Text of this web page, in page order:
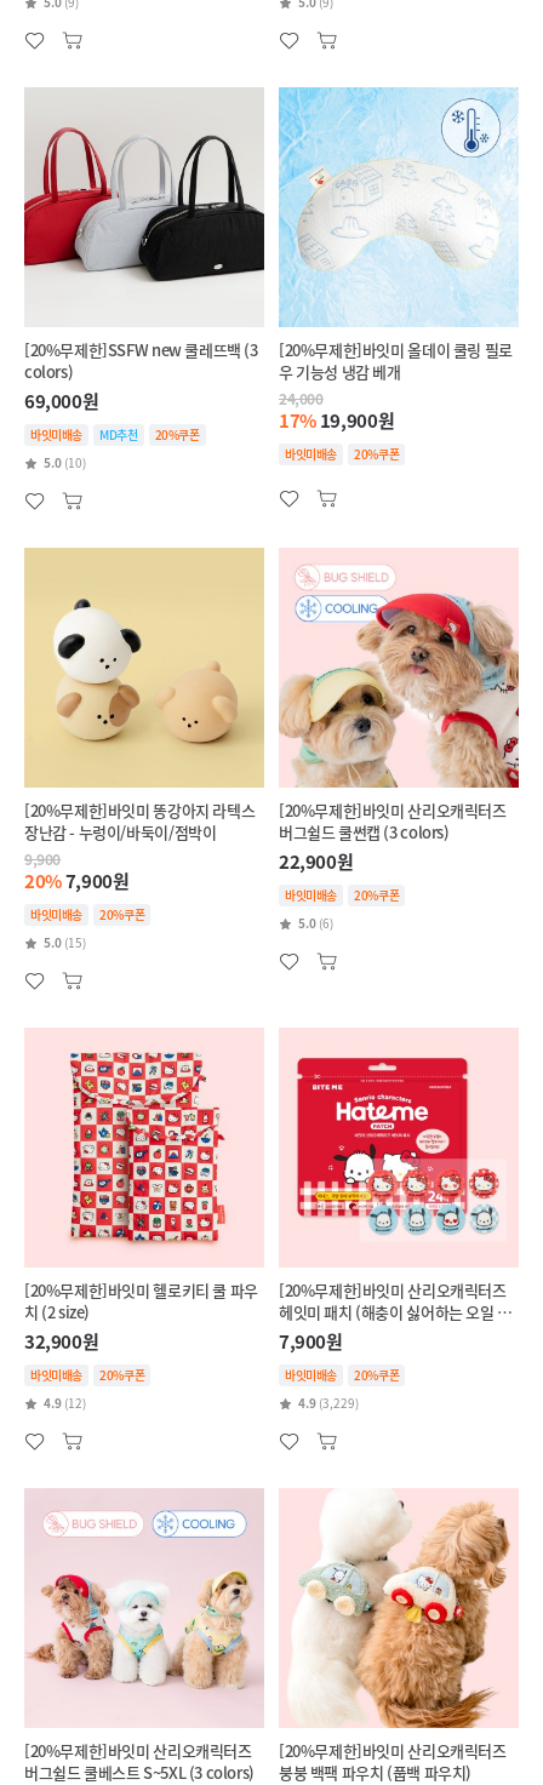
[20%무제한]SSFW new 쿨레뜨백 (3
colors)
69,000원
바잇미배송 MD추천
20%쿠폰
5.0 (10)
[20%무제한]바잇미 올데이 쿨링 필로
우 기능성 냉감 베개
24,000
17%19,900원
바잇미배송 20%쿠폰
[20%무제한]바잇미 똥강아지 라텍스
장난감 - 누렁이/바둑이/점박이
9,900
20%7,900원
바잇미배송
20%쿠폰
5.0 (15)
[20%무제한]바잇미 산리오캐릭터즈
버그쉴드 쿨썬캡 (3 colors)
22,900원
바잇미배송
20%쿠폰
5.0 (6)
[20%무제한]바잇미 헬로키티 쿨 파우
치 (2 size)
32,900원
바잇미배송
20%쿠폰
4.9 (12)
[20%무제한]바잇미 산리오캐릭터즈
헤잇미 패치 (해충이 싫어하는 오일 함
유)
7,900원
바잇미배송
20%쿠폰
4.9 (3,229)
[20%무제한]바잇미 산리오캐릭터즈
버그쉴드 쿨베스트 S~5XL (3 colors)
[20%무제한]바잇미 산리오캐릭터즈
붕붕 백팩 파우치 (풉백 파우치)